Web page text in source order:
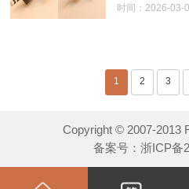
时间：2026-03-
1 2 3
Copyright © 2007-2013
备案号： 浙ICP备